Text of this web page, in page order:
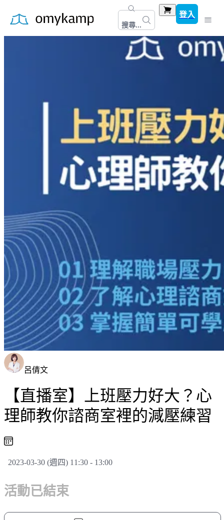
搜尋...
登入
呂倩文
【直播室】上班壓力好大？心
理師教你諮商室裡的減壓練習
2023-03-30 (週四) 11:30 - 13:00
活動已結束